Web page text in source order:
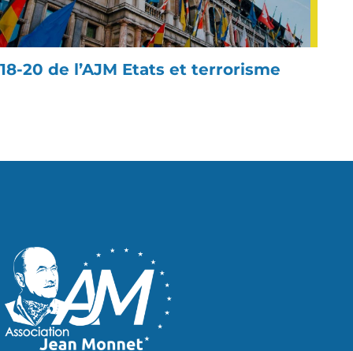
18-20 de l’AJM Etats et terrorisme